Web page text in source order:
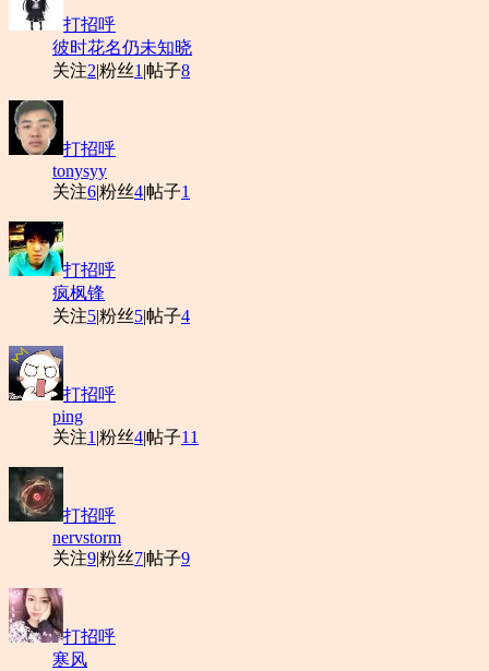
打招呼
彼时花名仍未知晓
关注2|粉丝1 |帖子8
打招呼
tonysyy
关注6|粉丝4|帖子1
打招呼
疯枫锋
关注5|粉丝5|帖子4
打招呼
ping
关注1 |粉丝4|帖子11
打招呼
nervstorm
关注9|粉丝7|帖子9
打招呼
寒风